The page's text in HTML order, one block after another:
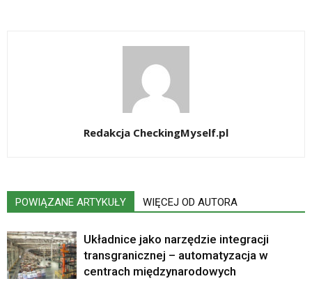
Redakcja CheckingMyself.pl
POWIĄZANE ARTYKUŁY WIĘCEJ OD AUTORA
Układnice jako narzędzie integracji
transgranicznej – automatyzacja w
centrach międzynarodowych